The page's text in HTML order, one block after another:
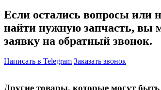
Если остались вопросы или
найти нужную запчасть, вы
заявку на обратный звонок.
Написать в Telegram Заказать звонок
Другие товары, которые могут